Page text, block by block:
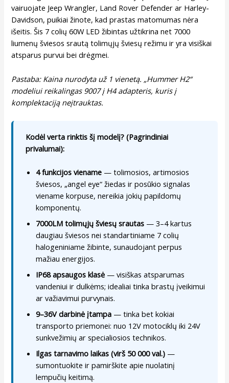
vairuojate Jeep Wrangler, Land Rover Defender ar Harley-
Davidson, puikiai žinote, kad prastas matomumas nėra
išeitis. Šis 7 colių 60W LED žibintas užtikrina net 7000
liumenų šviesos srautą tolimųjų šviesų režimu ir yra visiškai
atsparus purvui bei drėgmei.
Pastaba: Kaina nurodyta už 1 vienetą. „Hummer H2“
modeliui reikalingas 9007 į H4 adapteris, kuris į
komplektaciją neįtrauktas.
Kodėl verta rinktis šį modelį? (Pagrindiniai
privalumai):
4 funkcijos viename — tolimosios, artimosios
šviesos, „angel eye“ žiedas ir posūkio signalas
viename korpuse, nereikia jokių papildomų
komponentų.
7000LM tolimųjų šviesų srautas — 3–4 kartus
daugiau šviesos nei standartiniame 7 colių
halogeniniame žibinte, sunaudojant perpus
mažiau energijos.
IP68 apsaugos klasė — visiškas atsparumas
vandeniui ir dulkėms; idealiai tinka brastų įveikimui
ar važiavimui purvynais.
9–36V darbinė įtampa — tinka bet kokiai
transporto priemonei: nuo 12V motociklų iki 24V
sunkvežimių ar specialiosios technikos.
Ilgas tarnavimo laikas (virš 50 000 val.) —
sumontuokite ir pamirškite apie nuolatinį
lempučių keitimą.